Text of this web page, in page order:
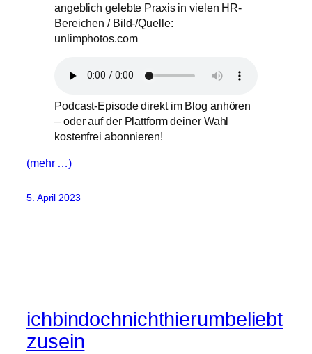
angeblich gelebte Praxis in vielen HR-
Bereichen / Bild-/Quelle:
unlimphotos.com
Podcast-Episode direkt im Blog anhören
– oder auf der Plattform deiner Wahl
kostenfrei abonnieren!
(mehr …)
5. April 2023
ichbindochnichthierumbeliebt
zusein